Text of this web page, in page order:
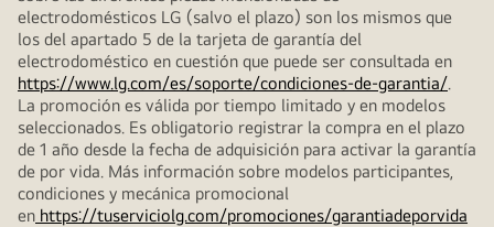
electrodomésticos LG (salvo el plazo) son los mismos que
los del apartado 5 de la tarjeta de garantía del
electrodoméstico en cuestión que puede ser consultada en
https://www.lg.com/es/soporte/condiciones-de-garantia/.
La promoción es válida por tiempo limitado y en modelos
seleccionados. Es obligatorio registrar la compra en el plazo
de 1 año desde la fecha de adquisición para activar la garantía
de por vida. Más información sobre modelos participantes,
condiciones y mecánica promocional
en https://tuserviciolg.com/promociones/garantiadeporvida